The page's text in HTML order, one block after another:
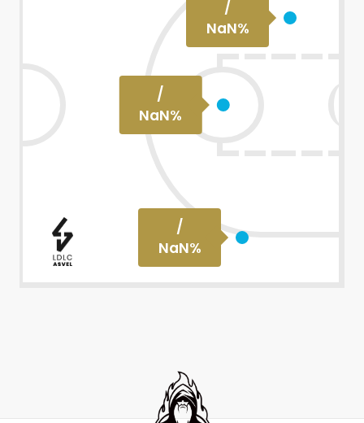
/
NaN%
/
NaN%
/
NaN%